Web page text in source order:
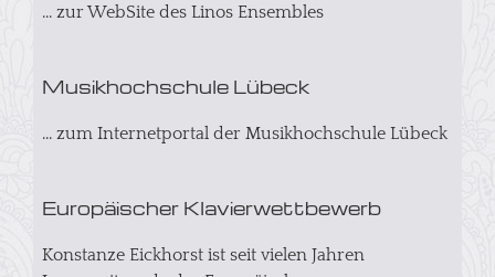
... zur WebSite des Linos Ensembles
Musikhochschule Lübeck
... zum Internetportal der Musikhochschule Lübeck
Europäischer Klavierwettbewerb
Konstanze Eickhorst ist seit vielen Jahren